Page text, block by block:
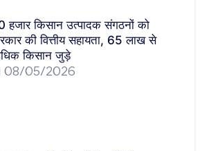
हजार किसान उत्पादक संगठनों को
की वित्तीय सहायता, 65 लाख से
किसान जुड़े
08/05/2026